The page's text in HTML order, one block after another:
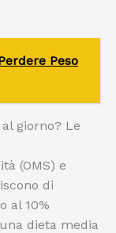
Peso
giorno? Le
(OMS) e
di
al 10%
dieta media